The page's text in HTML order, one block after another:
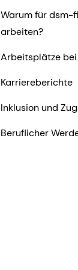
Warum für dsm-
arbeiten?
Arbeitsplätze
Karriereberichte
Inklusion und
Beruflicher